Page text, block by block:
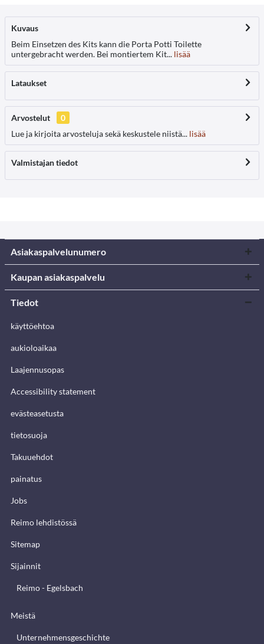
Kuvaus
Beim Einsetzen des Kits kann die Porta Potti Toilette
untergebracht werden. Bei montiertem Kit... lisää
Lataukset
Arvostelut
0
Lue ja kirjoita arvosteluja sekä keskustele niistä... lisää
Valmistajan tiedot
Asiakaspalvelunumero
Kaupan asiakaspalvelu
Tiedot
käyttöehtoa
aukioloaikaa
Laajennusopas
Accessibility statement
evästeasetusta
tietosuoja
Takuuehdot
painatus
Jobs
Reimo lehdistössä
Sitemap
Sijainnit
Reimo - Egelsbach
Meistä
Unternehmensgeschichte